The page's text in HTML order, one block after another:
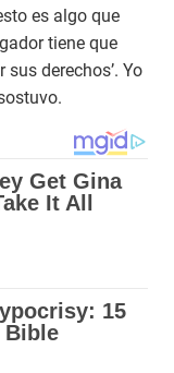
es algo que
tiene que
derechos’. Yo